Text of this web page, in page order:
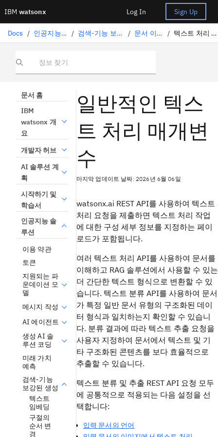
IBM watsonx Log In Sign Up
Docs / 인공지능 솔루션 / 검색-기능 보강된 생성 / 문서 이해하기 / 텍스트 처리 매개변수
정보 찾기
문서 홈
IBM
watsonx 개
요
개발자 허브
AI 솔루션 계
획
시작하기 및
학습서
인공지능 솔
루션
이용 약관
토큰
지원되는 파
운데이션 모
델
메시지 작성
AI 에이전트
생성 AI 솔
루션 코딩
미래 가치
예측
검색-기능
보강된 생성
텍스트
임베딩
구절의
순서 변
경
일반적인 텍스
트 처리 매개변
수
마지막 업데이트 날짜: 2026년 6월 06일
watsonx.ai REST API를 사용하여 텍스트
처리 요청을 제출하면 텍스트 처리 작업
에 대한 구성 세부 정보를 지정하는 페이
로드가 포함됩니다.
여러 텍스트 처리 API를 사용하여 문서를
이해하고 RAG 솔루션에서 사용할 수 있는
더 간단한 텍스트 형식으로 변환할 수 있
습니다. 텍스트 분류 API를 사용하여 문서
가 특정 일반 문서 유형의 구조화된 데이
터 형식과 일치하는지 확인할 수 있습니
다. 분류 결과에 따라 텍스트 추출 요청을
사용자 지정하여 문서에서 텍스트 및 기
타 구조화된 콘텐츠를 보다 효율적으로
추출할 수 있습니다.
텍스트 분류 및 추출 REST API 요청 모두
에 공통적으로 적용되는 다음 설정을 선
택합니다:
입력 문서의 언어